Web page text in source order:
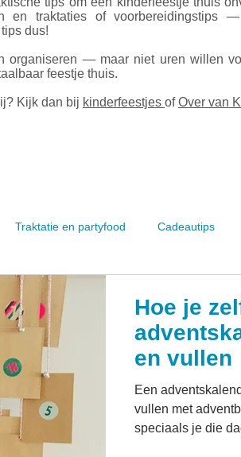
en traktaties of
dus!
organiseren — maar niet uren willen
feestje thuis.
Kijk dan bij kinderfeestjes ofOver van
Traktatie en partyfood Cadeautips
Hoe je
en vullen
Een
vullen met
speciaals je die